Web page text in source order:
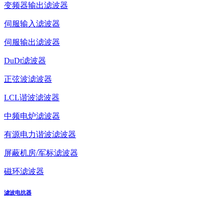
变频器输出滤波器
伺服输入滤波器
伺服输出滤波器
DuDt滤波器
正弦波滤波器
LCL谐波滤波器
中频电炉滤波器
有源电力谐波滤波器
屏蔽机房/军标滤波器
磁环滤波器
滤波电抗器